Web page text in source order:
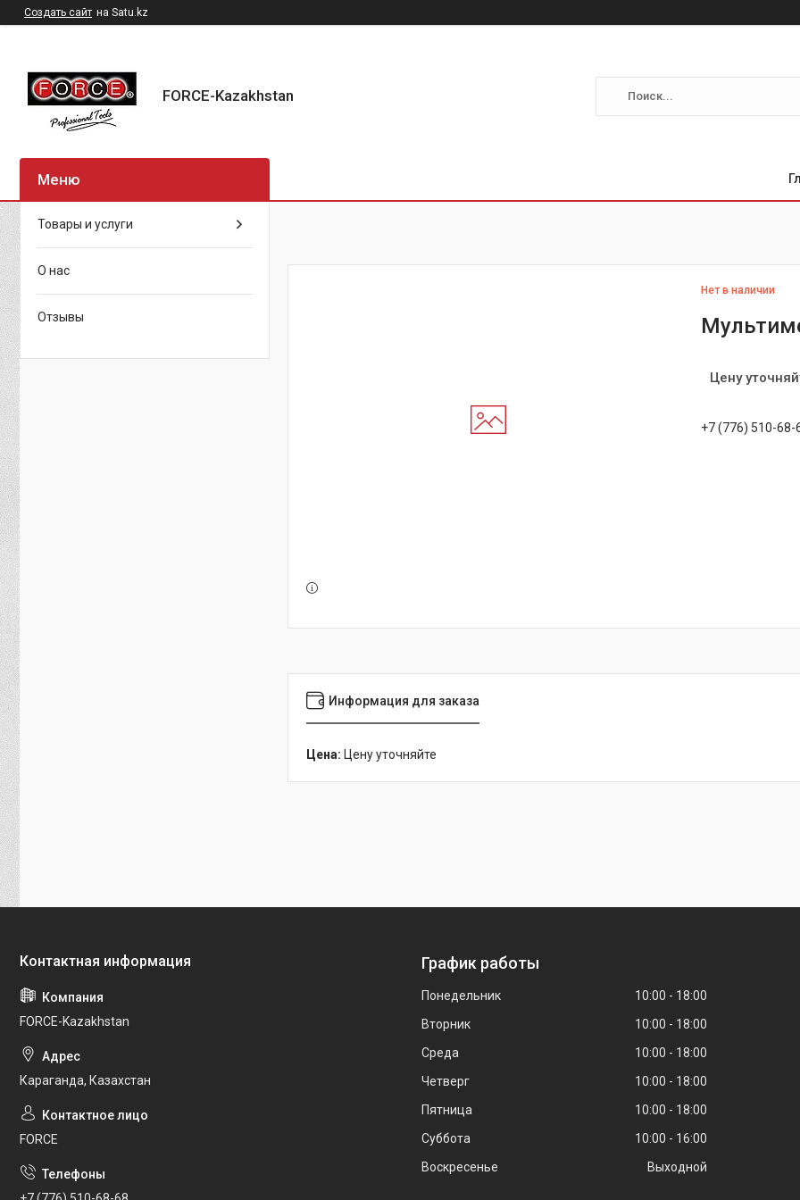
Создать сайт на Satu.kz
FORCE-Kazakhstan
Нет в наличии
Цену
+7 (776) 510-68-
Информация для заказа
Цена: Цену уточняйте
Товары и услуги
О нас
Отзывы
FORCE-Kazakhstan
Караганда, Казахстан
FORCE
График работы
Понедельник 10:00
18:00
Вторник
10:00
18:00
Среда
10:00
18:00
Четверг
10:00
18:00
Пятница
10:00
18:00
Суббота
10:00
16:00
Воскресенье
Выходной